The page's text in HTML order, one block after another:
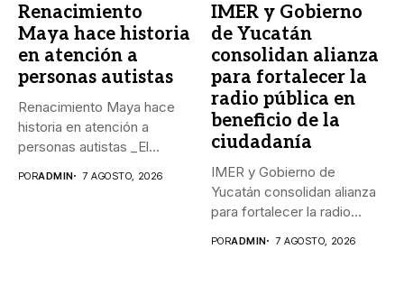
Renacimiento
Maya hace historia
en atención a
personas autistas
Renacimiento Maya hace
historia en atención a
personas autistas _El
PORADMIN 7 AGOSTO, 2026
IMER y Gobierno
de Yucatán
consolidan alianza
para fortalecer la
radio pública en
beneficio de la
ciudadanía
IMER y Gobierno de
Yucatán consolidan alianza
para fortalecer la radio
PORADMIN 7 AGOSTO, 2026